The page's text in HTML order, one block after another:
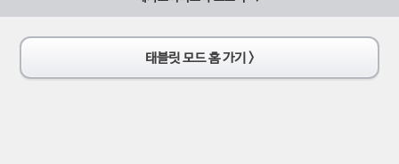
태블릿 모드 홈 가기 >